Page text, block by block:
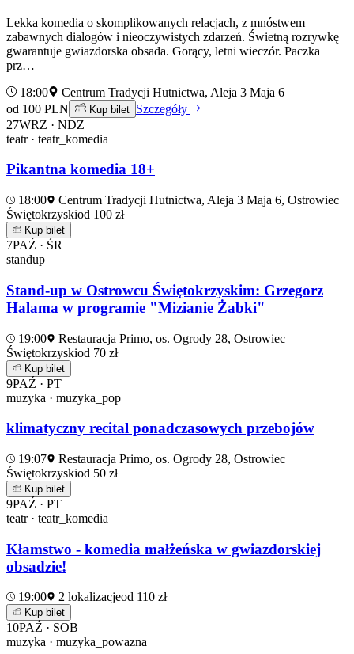
Lekka komedia o skomplikowanych relacjach, z mnóstwem
zabawnych dialogów i nieoczywistych zdarzeń. Świetną rozrywkę
gwarantuje gwiazdorska obsada. Gorący, letni wieczór. Paczka
prz…
18:00
Centrum Tradycji Hutnictwa, Aleja 3 Maja 6
od 100 PLN
Kup bilet Szczegóły
27WRZ · NDZ
teatr · teatr_komedia
Pikantna komedia 18+
18:00
Centrum Tradycji Hutnictwa, Aleja 3 Maja 6, Ostrowiec
Świętokrzyskiod 100 zł
Kup bilet
7PAŹ · ŚR
standup
Stand-up w Ostrowcu Świętokrzyskim: Grzegorz
Halama w programie "Mizianie Żabki"
19:00
Restauracja Primo, os. Ogrody 28, Ostrowiec
Świętokrzyskiod 70 zł
Kup bilet
9PAŹ · PT
muzyka · muzyka_pop
klimatyczny recital ponadczasowych przebojów
19:07
Restauracja Primo, os. Ogrody 28, Ostrowiec
Świętokrzyskiod 50 zł
Kup bilet
9PAŹ · PT
teatr · teatr_komedia
Kłamstwo - komedia małżeńska w gwiazdorskiej
obsadzie!
19:00 2 lokalizacjeod 110 zł
Kup bilet
10PAŹ · SOB
muzyka · muzyka_powazna